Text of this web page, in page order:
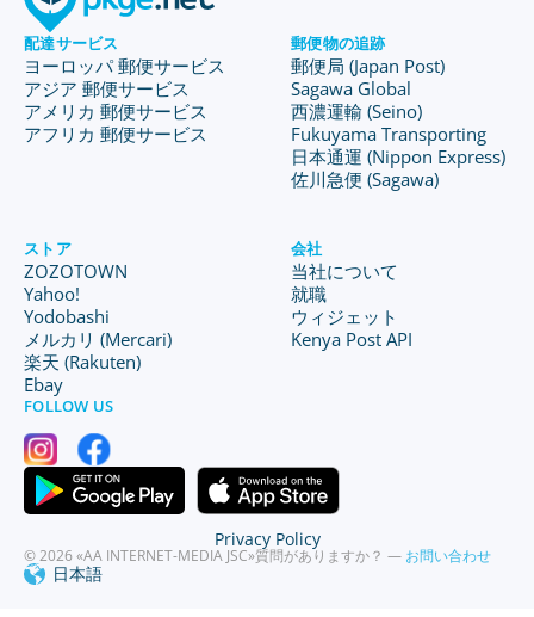
配達サービス
ヨーロッパ 郵便サービス
アジア 郵便サービス
アメリカ 郵便サービス
アフリカ 郵便サービス
郵便物の追跡
郵便局 (Japan Post)
Sagawa Global
西濃運輸 (Seino)
Fukuyama Transporting
日本通運 (Nippon Express)
佐川急便 (Sagawa)
ストア
ZOZOTOWN
Yahoo!
Yodobashi
メルカリ (Mercari)
楽天 (Rakuten)
Ebay
会社
当社について
就職
ウィジェット
Kenya Post API
FOLLOW US
© 2026 «AA INTERNET-MEDIA JSC»質問がありますか？ — お問い合わせ
日本語
Privacy Policy